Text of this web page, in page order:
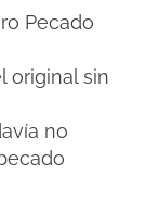
Pecado
original sin
no